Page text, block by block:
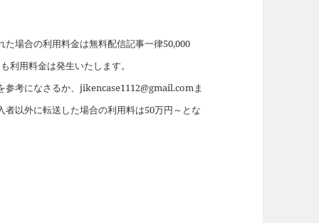
場合の利用料金は無料配信記事一律50,000
利用料金は発生いたします。
参考になさるか、jikencase1112@gmail.comま
以外に転送した場合の利用料は50万円～とな